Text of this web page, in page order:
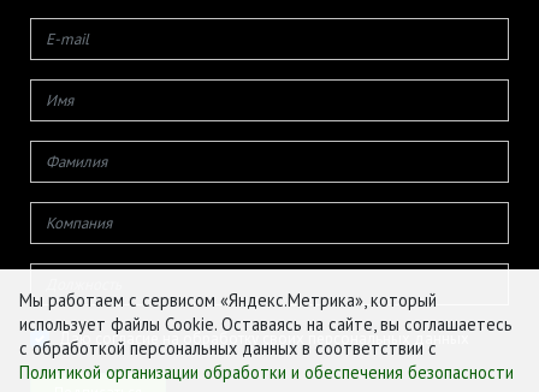
Даю согласие на обработку своих персональных данных
Мы работаем с сервисом «Яндекс.Метрика», который
использует файлы Cookie. Оставаясь на сайте, вы соглашаетесь
с обработкой персональных данных в соответствии с
Политикой организации обработки и обеспечения безопасности